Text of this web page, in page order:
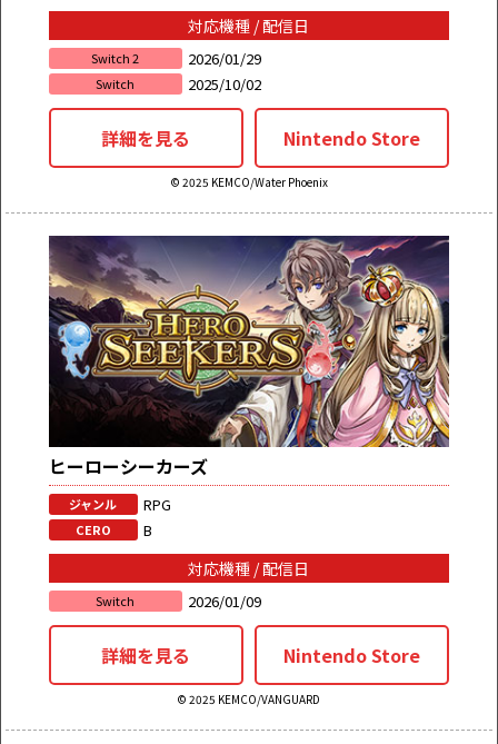
対応機種 / 配信日
Switch 2 2026/01/29
Switch 2025/10/02
詳細を見る Nintendo Store
© 2025 KEMCO/Water Phoenix
ヒーローシーカーズ
ジャンル RPG
CERO B
対応機種 / 配信日
Switch 2026/01/09
詳細を見る Nintendo Store
© 2025 KEMCO/VANGUARD